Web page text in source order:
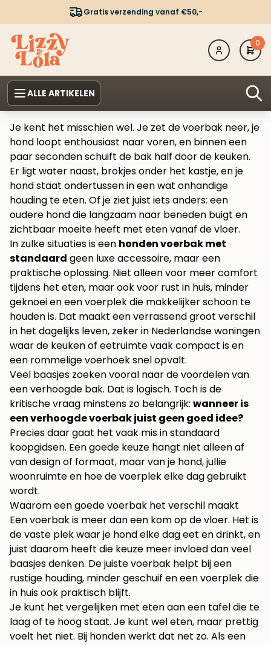
Gratis verzending vanaf €50,-
0
ALLE ARTIKELEN
Je kent het misschien wel. Je zet de voerbak neer, je
hond loopt enthousiast naar voren, en binnen een
paar seconden schuift de bak half door de keuken.
Er ligt water naast, brokjes onder het kastje, en je
hond staat ondertussen in een wat onhandige
houding te eten. Of je ziet juist iets anders: een
oudere hond die langzaam naar beneden buigt en
zichtbaar moeite heeft met eten vanaf de vloer.
In zulke situaties is een honden voerbak met
standaard geen luxe accessoire, maar een
praktische oplossing. Niet alleen voor meer comfort
tijdens het eten, maar ook voor rust in huis, minder
geknoei en een voerplek die makkelijker schoon te
houden is. Dat maakt een verrassend groot verschil
in het dagelijks leven, zeker in Nederlandse woningen
waar de keuken of eetruimte vaak compact is en
een rommelige voerhoek snel opvalt.
Veel baasjes zoeken vooral naar de voordelen van
een verhoogde bak. Dat is logisch. Toch is de
kritische vraag minstens zo belangrijk: wanneer is
een verhoogde voerbak juist geen goed idee?
Precies daar gaat het vaak mis in standaard
koopgidsen. Een goede keuze hangt niet alleen af
van design of formaat, maar van je hond, jullie
woonruimte en hoe de voerplek elke dag gebruikt
wordt.
Waarom een goede voerbak het verschil maakt
Een voerbak is meer dan een kom op de vloer. Het is
de vaste plek waar je hond elke dag eet en drinkt, en
juist daarom heeft die keuze meer invloed dan veel
baasjes denken. De juiste voerbak helpt bij een
rustige houding, minder geschuif en een voerplek die
in huis ook praktisch blijft.
Je kunt het vergelijken met eten aan een tafel die te
laag of te hoog staat. Je kunt wel eten, maar prettig
voelt het niet. Bij honden werkt dat net zo. Als een